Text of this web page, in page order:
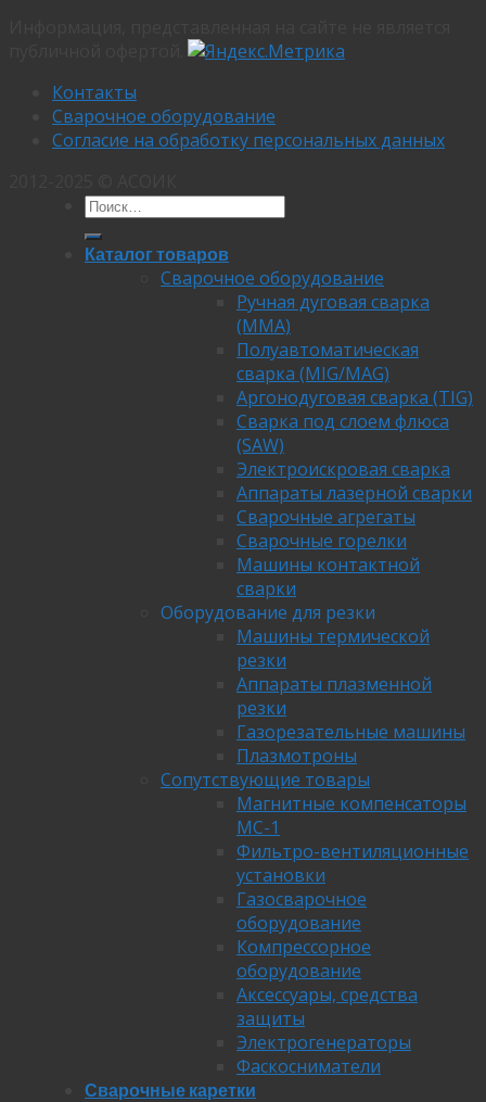
Контакты
Сварочное оборудование
Согласие на обработку персональных данных
Каталог товаров
Сварочное оборудование
Ручная дуговая сварка
(MMA)
Полуавтоматическая
сварка (MIG/MAG)
Аргонодуговая сварка (TIG)
Сварка под слоем флюса
(SAW)
Электроискровая сварка
Аппараты лазерной сварки
Сварочные агрегаты
Сварочные горелки
Машины контактной
сварки
Оборудование для резки
Машины термической
резки
Аппараты плазменной
резки
Газорезательные машины
Плазмотроны
Сопутствующие товары
Магнитные компенсаторы
МС-1
Фильтро-вентиляционные
установки
Газосварочное
оборудование
Компрессорное
оборудование
Аксессуары, средства
защиты
Электрогенераторы
Фаскосниматели
Сварочные каретки